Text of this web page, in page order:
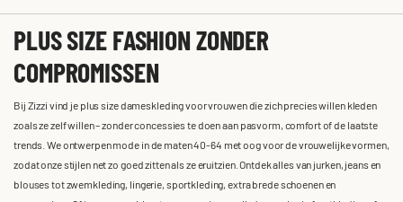
PLUS SIZE FASHION ZONDER
COMPROMISSEN
Bij Zizzi vind je plus size dameskleding voor vrouwen die zich precies willen kleden
zoals ze zelf willen – zonder concessies te doen aan pasvorm, comfort of de laatste
trends. We ontwerpen mode in de maten 40-64 met oog voor de vrouwelijke vormen,
zodat onze stijlen net zo goed zitten als ze eruitzien. Ontdek alles van jurken, jeans en
blouses tot zwemkleding, lingerie, sportkleding, extra brede schoenen en